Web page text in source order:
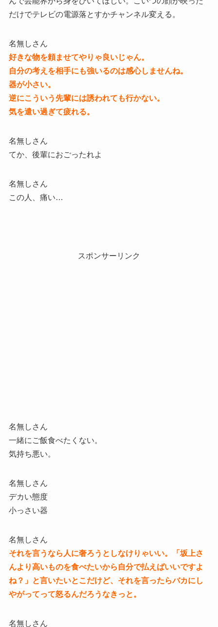
だけでテレビの電源落とすかチャンネル変える。
名無しさん
好きな物を頼ませてやりゃ良いじゃん。
自分の考えを相手にも強いるのは感心しませんね。
器が小さい。
逆にこういう先輩には誘われても行かない。
気を遣い過ぎて疲れる。
名無しさん
てか、後輩におごったれよ
名無しさん
この人、痛い…
スポンサーリンク
名無しさん
一緒にご飯食べたくない。
気持ち悪い。
名無しさん
デカい態度
小っさい器
名無しさん
それを言うなら人に奢ろうとしなけりゃいい。「坂上さ
んより高いものを食べたいから自分で払えばいいですよ
ね？」と言いたいとこだけど、それを言ったらバカにし
やがってって怒るんだろうなきっと。
名無しさん